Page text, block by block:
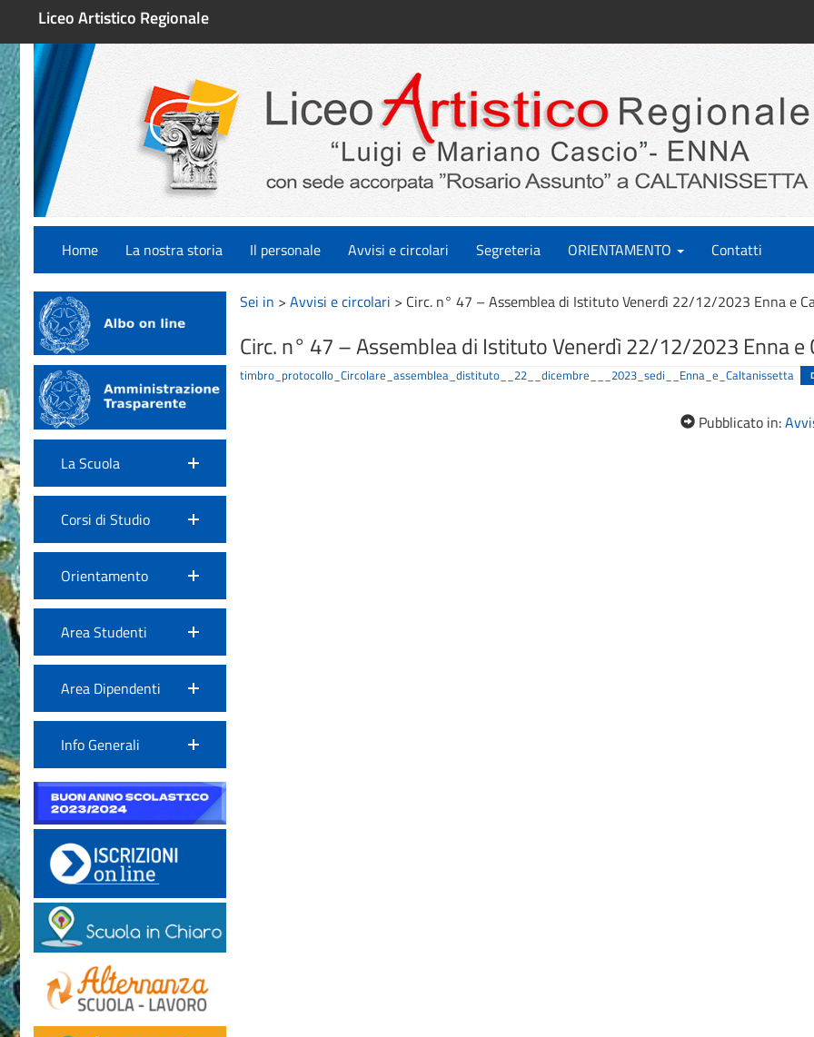
Liceo Artistico Regionale
Home La nostra storia Il personale Avvisi e circolari Segreteria ORIENTAMENTO Contatti
La Scuola
Corsi di Studio
Orientamento
Area Studenti
Area Dipendenti
Info Generali
Sei in > Avvisi e circolari > Circ. n° 47 – Assemblea di Istituto Venerdì 22/12/2023 Enna e
Circ. n° 47 – Assemblea di Istituto Venerdì 22/12/2023 Enna e
timbro_protocollo_Circolare_assemblea_distituto__22__dicembre___2023_sedi__Enna_e_Caltanissetta
Pubblicato in: